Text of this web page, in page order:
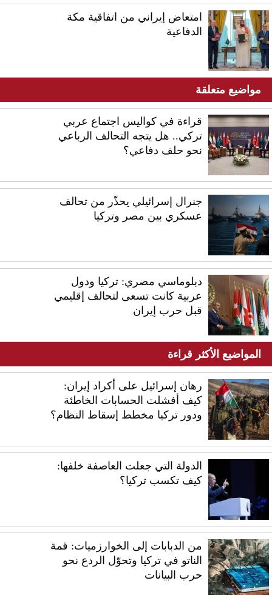
امتعاض إيراني من اتفاقية مكة
الدفاعية
مواضيع متعلقة
قراءة في كواليس اجتماع عربي
تركي.. هل يتجه التحالف الرباعي
نحو حلف دفاعي؟
جنرال إسرائيلي يحذّر من تحالف
عسكري بين مصر وتركيا
دبلوماسي مصري: تركيا ودول
عربية كانت تسعى لتحالف إقليمي
قبل حرب إيران
المواضيع الأكثر قراءة
رهان إسرائيل على أكراد إيران:
كيف أفشلت الحسابات الخاطئة
ودور تركيا مخطط إسقاط النظام؟
الدولة التي جعلت العاصفة خلفها:
كيف تكسب تركيا؟
من الدبابات إلى الخوارزميات: قمة
الناتو في تركيا وتحوّل الردع نحو
حرب البيانات